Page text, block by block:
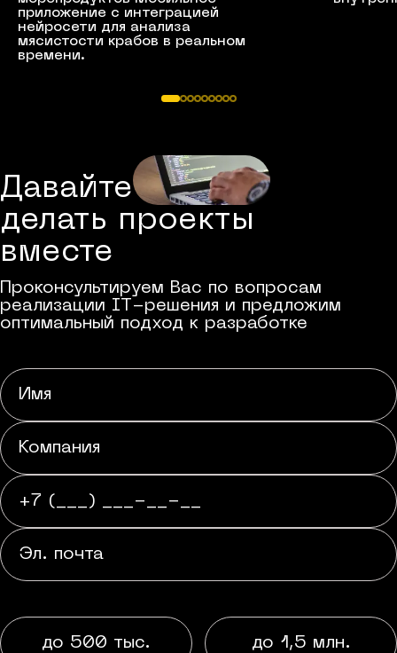
приложение с интеграцией
нейросети для анализа
мясистости крабов в реальном
времени.
Давайте
делать проекты
вместе
Проконсультируем Вас по вопросам
реализации IT-решения и предложим
оптимальный подход к разработке
до 500 тыс. до 1,5 млн.